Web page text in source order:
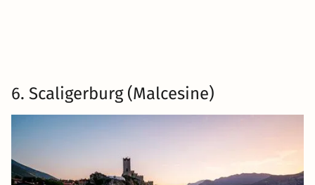
6. Scaligerburg (Malcesine)